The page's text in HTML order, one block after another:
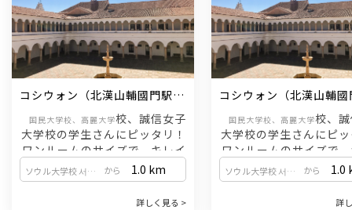
え入れる文化が根付いています。
4. 体系的な「正規課程」で確かな実力を
多国籍な学習環境：世界各地から集まった
仲間と交流しながら、韓国語と韓国文化を
深く学びます。
集中的なカリキュラム：10週間・計200時
間の密度の高い授業を通じて、基礎から応
用まで体系的にスキルアップできます。
5. 進学を目指すなら「大学韓国語課程」
韓国での大学・大学院進学を目指す方に特
化したコースです。
・アカデミックな韓国語：レポート作成や
発表など、大学生活に必要な専門的な韓国
など、文化交流の場が豊富に用
4. 学生同士の活発な交流とサ
・現役学生によるサポート：梨
の在学生サポーター（トウミ）
支援を受けることが
・多彩なサークル活動：ダンス
ランティアなどのサークルを通
な国籍の学生と交流し、一生の
ることが
5. 梨花ならではの特別
・梨花感謝フェスティバル：秋
謝祭を記念したフェスティバル
ます。歌やダンスを披露するコ
行われ、学生たちが一丸となっ
コシウォン（北漢山輔國門駅 /
国民大学校、高麗大学校、誠信女子
大学校の学生さんにピッタリ！
ワンルームのサイズで、キレイ
なコシウォンをご紹介いたしま
す。
ソウル大学校 서울대학교 から 1.0 km
詳しく見る >
コシウォン（北漢山輔
国民大学校、高麗大学校、
大学校の学生さんにピ
ワンルームのサイズで
なコシウォンをご紹介
ソウル大学校 서울대학교 から 1.0
詳